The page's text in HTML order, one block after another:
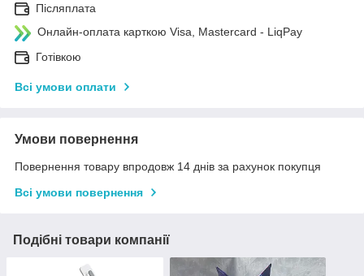
Післяплата
Онлайн-оплата карткою Visa, Mastercard - LiqPay
Готівкою
Всі умови оплати
Умови повернення
Повернення товару впродовж 14 днів за рахунок покупця
Всі умови повернення
Подібні товари компанії